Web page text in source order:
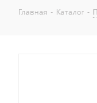
Главная - Каталог -